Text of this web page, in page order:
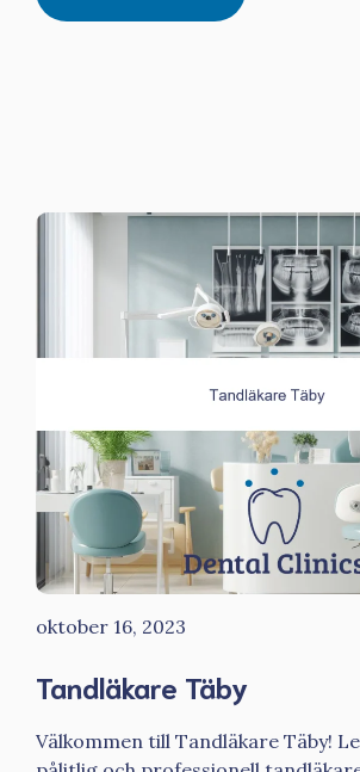
oktober 16, 2023
Tandläkare Täby
Välkommen till Tandläkare Täby!